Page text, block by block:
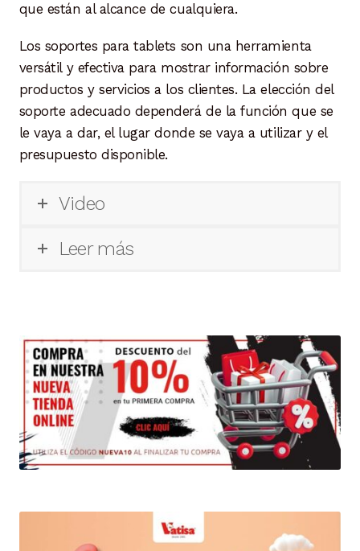
que están al alcance de cualquiera.
Los soportes para tablets son una herramienta
versátil y efectiva para mostrar información sobre
productos y servicios a los clientes. La elección del
soporte adecuado dependerá de la función que se
le vaya a dar, el lugar donde se vaya a utilizar y el
presupuesto disponible.
Video
Leer más